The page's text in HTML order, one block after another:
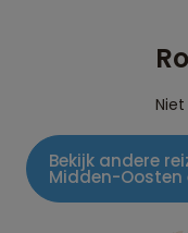
Bekijk andere
Midden-Oosten